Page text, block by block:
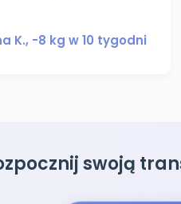
K., -8 kg w 10 tygodni
swoją